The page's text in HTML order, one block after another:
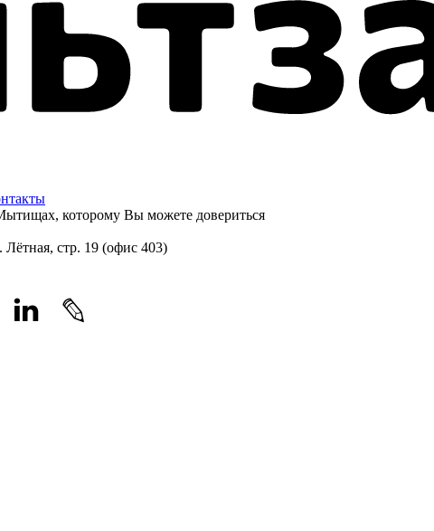
которому Вы можете довериться
Лётная, стр. 19 (офис 403)